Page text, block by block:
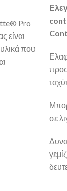
Pro
είναι
που
σε